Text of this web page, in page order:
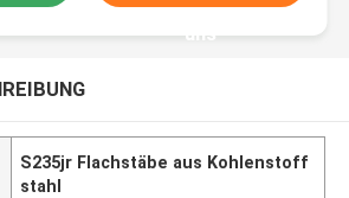
uns
S235jr Flachstäbe aus Kohlenstoff
stahl